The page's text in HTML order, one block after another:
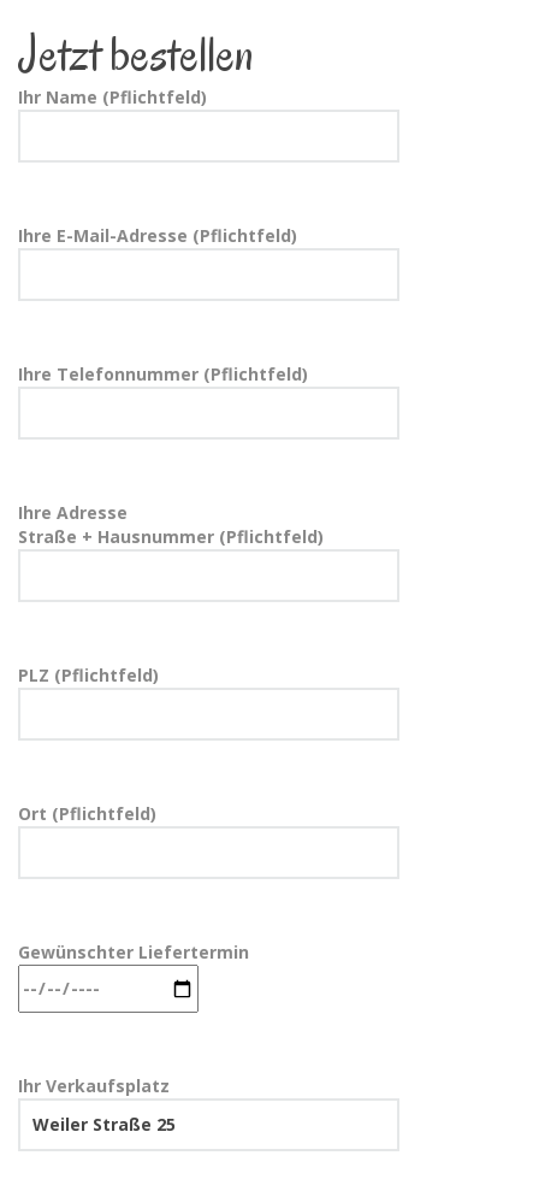
Jetzt bestellen
Ihr Name (Pflichtfeld)
Ihre E-Mail-Adresse (Pflichtfeld)
Ihre Telefonnummer (Pflichtfeld)
Ihre Adresse
Straße + Hausnummer (Pflichtfeld)
PLZ (Pflichtfeld)
Ort (Pflichtfeld)
Gewünschter Liefertermin
Ihr Verkaufsplatz